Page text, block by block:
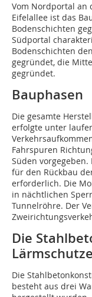
Vom Nordportal an
Eifelallee ist das
Bodenschichten
Südportal
Bodenschichten
gegründet, die
gegründet.
Bauphasen
Die gesamte
erfolgte unter
Fahrspuren
Süden
für den Rückbau
erforderlich. Die
in nächtlichen
Tunnelröhre. Der
Die
Die
besteht aus drei